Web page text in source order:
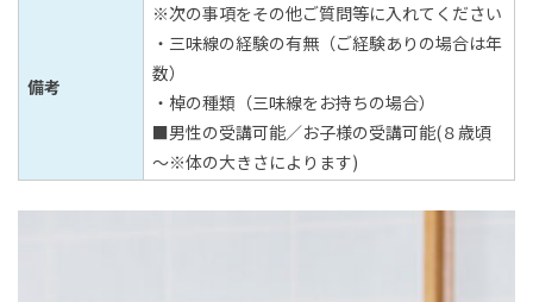
備考
※次の事項をその他ご質問等に入れてください
・三味線の経験の有無（ご経験ありの場合は年
数）
・棹の種類（三味線をお持ちの場合）
■男性の受講可能／お子様の受講可能(８歳頃
～※体の大きさによります)